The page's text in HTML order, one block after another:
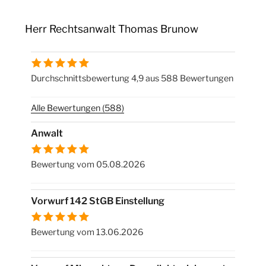
Herr Rechtsanwalt Thomas Brunow
Durchschnittsbewertung 4,9 aus 588 Bewertungen
Alle Bewertungen (588)
Anwalt
Bewertung vom 05.08.2026
Vorwurf 142 StGB Einstellung
Bewertung vom 13.06.2026